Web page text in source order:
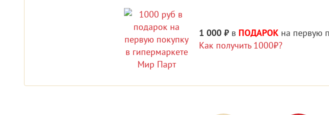
1 000 ₽ в ПОДАРОК на первую
Как получить 1000₽?